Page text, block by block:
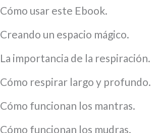
Cómo usar este Ebook.
Creando un espacio mágico.
La importancia de la respiración.
Cómo respirar largo y profundo.
Cómo funcionan los mantras.
Cómo funcionan los mudras.